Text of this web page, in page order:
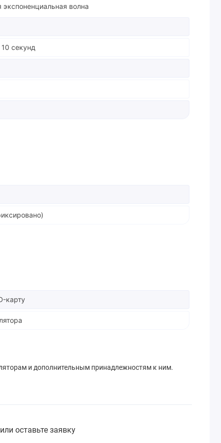
экспоненциальная волна
секунд
карту
и дополнительным принадлежностям к ним.
оставьте заявку